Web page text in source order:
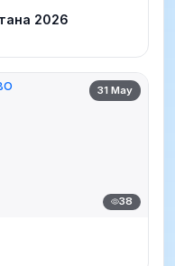
2026
31 May
38